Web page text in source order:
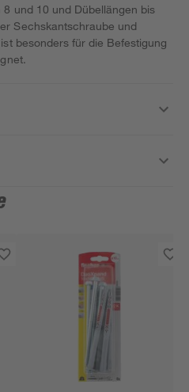
und 10 und Dübellängen bis
Sechskantschraube und
besonders für die Befestigung